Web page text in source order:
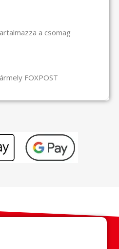
a csomag
FOXPOST